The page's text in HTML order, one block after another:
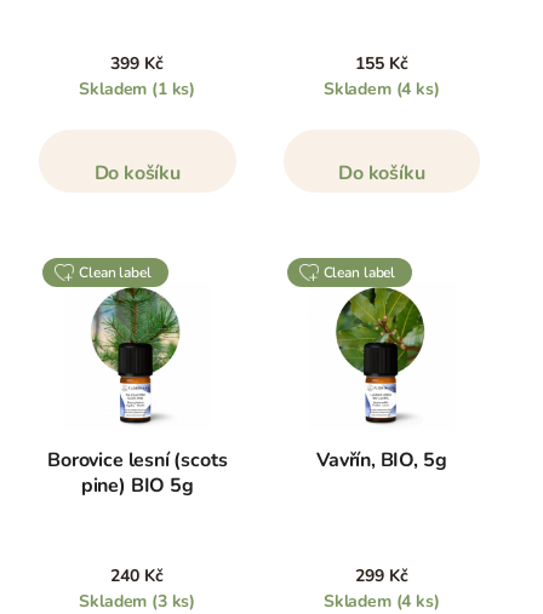
399 Kč
Skladem (1 ks)
Do košíku
155 Kč
Skladem (4 ks)
Do košíku
clean label
Borovice lesní (scots
pine) BIO 5g
240 Kč
Skladem (3 ks)
clean label
Vavřín, BIO, 5g
299 Kč
Skladem (4 ks)